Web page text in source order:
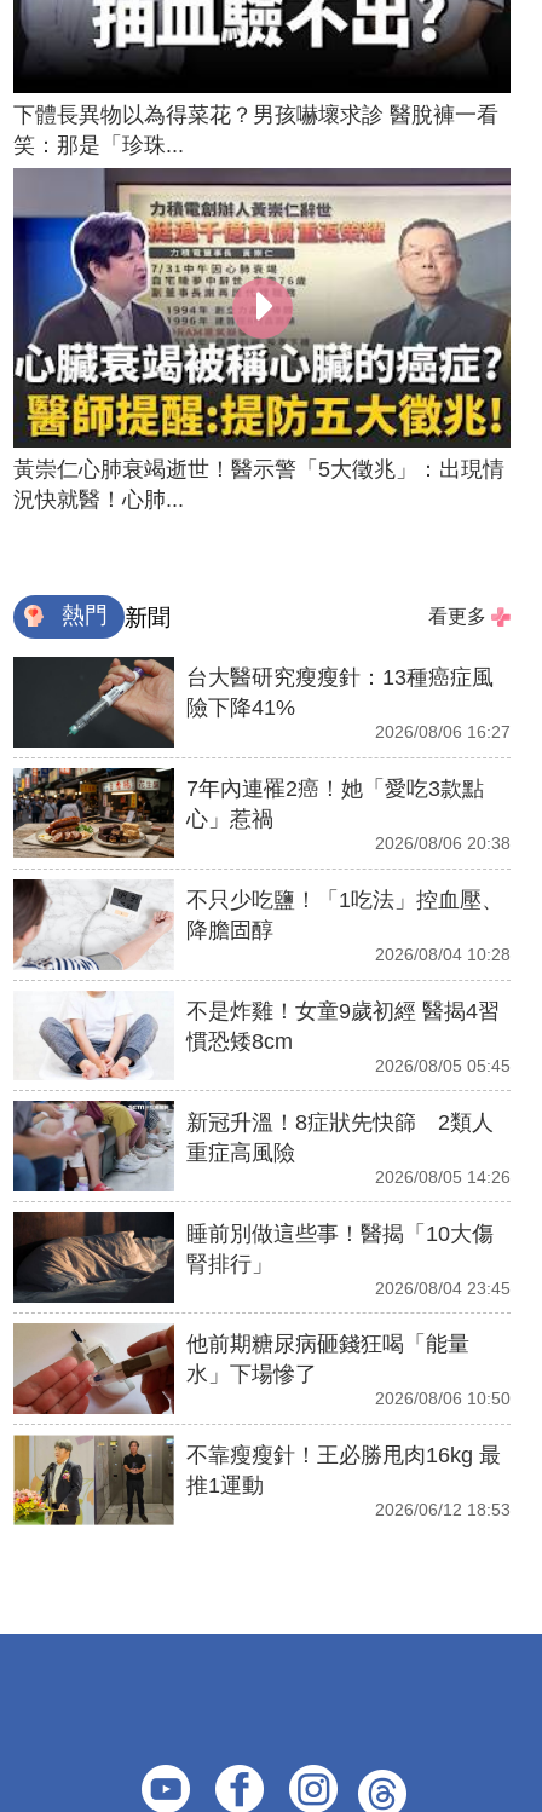
下體長異物以為得菜花？男孩嚇壞求診 醫脫褲一看
笑：那是「珍珠...
黃崇仁心肺衰竭逝世！醫示警「5大徵兆」：出現情
況快就醫！心肺...
熱門 新聞 看更多
台大醫研究瘦瘦針：13種癌症風
險下降41%
2026/08/06 16:27
7年內連罹2癌！她「愛吃3款點
心」惹禍
2026/08/06 20:38
不只少吃鹽！「1吃法」控血壓、
降膽固醇
2026/08/04 10:28
不是炸雞！女童9歲初經 醫揭4習
慣恐矮8cm
2026/08/05 05:45
新冠升溫！8症狀先快篩 2類人
重症高風險
2026/08/05 14:26
睡前別做這些事！醫揭「10大傷
腎排行」
2026/08/04 23:45
他前期糖尿病砸錢狂喝「能量
水」下場慘了
2026/08/06 10:50
不靠瘦瘦針！王必勝甩肉16kg 最
推1運動
2026/06/12 18:53